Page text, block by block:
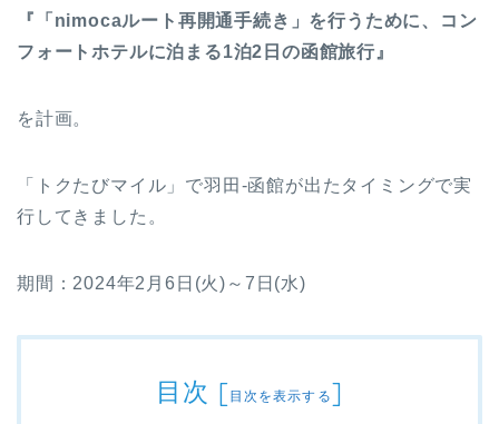
『「nimocaルート再開通手続き」を行うために、コン
フォートホテルに泊まる1泊2日の函館旅行』
を計画。
「トクたびマイル」で羽田-函館が出たタイミングで実
行してきました。
期間：2024年2月6日(火)～7日(水)
目次 [目次を表示する]